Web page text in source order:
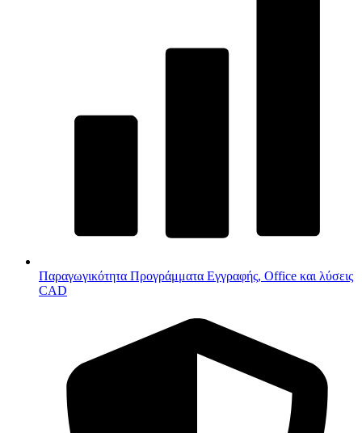
Παραγωγικότητα Προγράμματα Εγγραφής, Office και λύσεις
CAD